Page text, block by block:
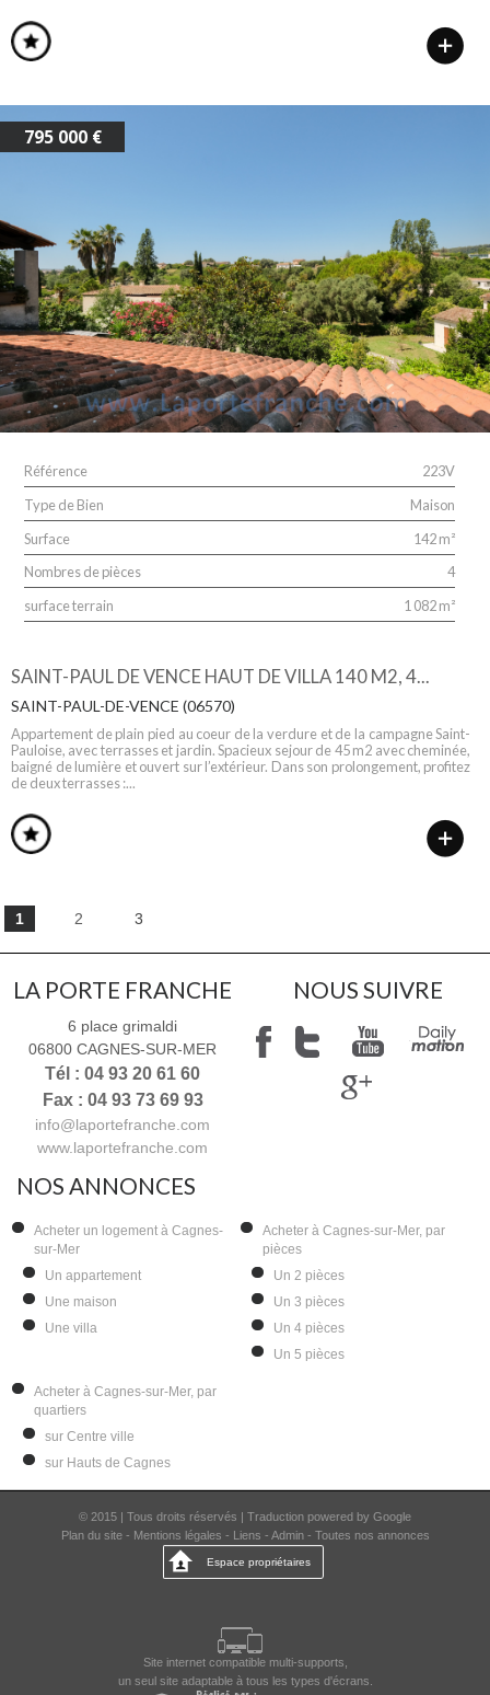
795 000 €
Référence
223V
Type de Bien
Maison
Surface
142 m²
Nombres de pièces
4
surface terrain
1 082 m²
SAINT-PAUL DE VENCE HAUT DE VILLA 140 M2, 4...
SAINT-PAUL-DE-VENCE (06570)
Appartement de plain pied au coeur de la verdure et de la campagne Saint-
Pauloise, avec terrasses et jardin. Spacieux sejour de 45 m2 avec cheminée,
baigné de lumière et ouvert sur l’extérieur. Dans son prolongement, profitez
de deux terrasses :...
1 2 3
LA PORTE FRANCHE
6 place grimaldi
06800 CAGNES-SUR-MER
Tél : 04 93 20 61 60
Fax : 04 93 73 69 93
info@laportefranche.com
www.laportefranche.com
NOUS SUIVRE
NOS ANNONCES
Acheter un logement à Cagnes-
sur-Mer
Un appartement
Une maison
Une villa
Acheter à Cagnes-sur-Mer, par
pièces
Un 2 pièces
Un 3 pièces
Un 4 pièces
Un 5 pièces
Acheter à Cagnes-sur-Mer, par
quartiers
sur Centre ville
sur Hauts de Cagnes
© 2015 | Tous droits réservés | Traduction powered by Google
Plan du site- Mentions légales - Liens - Admin- Toutes nos annonces
Espace propriétaires
Site internet compatible multi-supports,
un seul site adaptable à tous les types d'écrans.